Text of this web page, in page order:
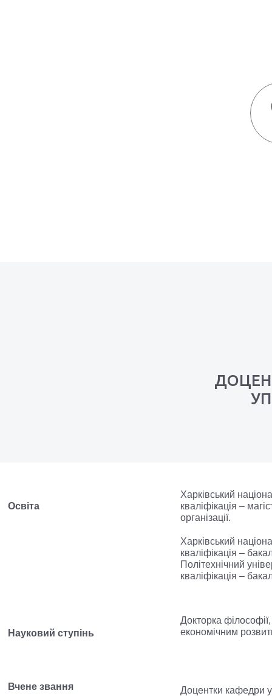
Освіта
Харківський
кваліфікація –
організації.
Харківський
кваліфікація –
Політехнічний
кваліфікація –
Науковий ступінь
Докторка
економічним
Вчене звання Доцентки кафедри